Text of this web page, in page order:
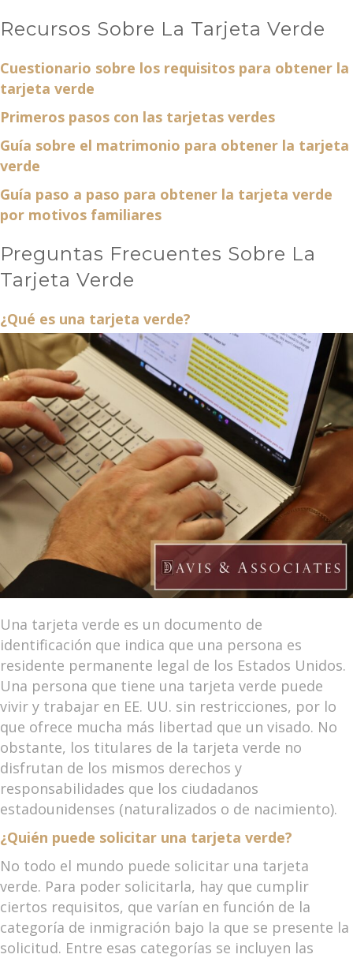
Recursos Sobre La Tarjeta Verde
Cuestionario sobre los requisitos para obtener la
tarjeta verde
Primeros pasos con las tarjetas verdes
Guía sobre el matrimonio para obtener la tarjeta
verde
Guía paso a paso para obtener la tarjeta verde
por motivos familiares
Preguntas Frecuentes Sobre La
Tarjeta Verde
¿Qué es una tarjeta verde?
Una tarjeta verde es un documento de
identificación que indica que una persona es
residente permanente legal de los Estados Unidos.
Una persona que tiene una tarjeta verde puede
vivir y trabajar en EE. UU. sin restricciones, por lo
que ofrece mucha más libertad que un visado. No
obstante, los titulares de la tarjeta verde no
disfrutan de los mismos derechos y
responsabilidades que los ciudadanos
estadounidenses (naturalizados o de nacimiento).
¿Quién puede solicitar una tarjeta verde?
No todo el mundo puede solicitar una tarjeta
verde. Para poder solicitarla, hay que cumplir
ciertos requisitos, que varían en función de la
categoría de inmigración bajo la que se presente la
solicitud. Entre esas categorías se incluyen las